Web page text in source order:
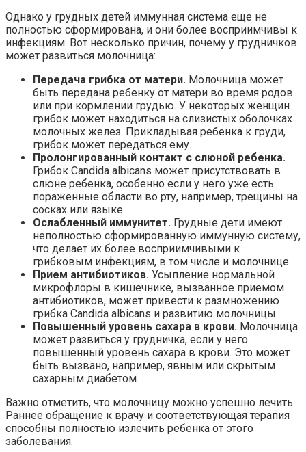
Однако у грудных детей иммунная система еще не
полностью сформирована, и они более восприимчивы к
инфекциям. Вот несколько причин, почему у грудничков
может развиться молочница:
Передача грибка от матери. Молочница может
быть передана ребенку от матери во время родов
или при кормлении грудью. У некоторых женщин
грибок может находиться на слизистых оболочках
молочных желез. Прикладывая ребенка к груди,
грибок может передаться ему.
Пролонгированный контакт с слюной ребенка.
Грибок Candida albicans может присутствовать в
слюне ребенка, особенно если у него уже есть
пораженные области во рту, например, трещины на
сосках или языке.
Ослабленный иммунитет. Грудные дети имеют
неполностью сформированную иммунную систему,
что делает их более восприимчивыми к
грибковым инфекциям, в том числе и молочнице.
Прием антибиотиков. Усыпление нормальной
микрофлоры в кишечнике, вызванное приемом
антибиотиков, может привести к размножению
грибка Candida albicans и развитию молочницы.
Повышенный уровень сахара в крови. Молочница
может развиться у грудничка, если у него
повышенный уровень сахара в крови. Это может
быть вызвано, например, явным или скрытым
сахарным диабетом.
Важно отметить, что молочницу можно успешно лечить.
Раннее обращение к врачу и соответствующая терапия
способны полностью излечить ребенка от этого
заболевания.